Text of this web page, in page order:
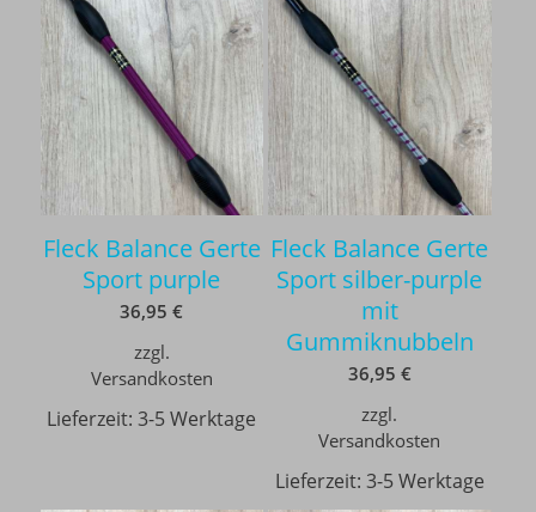
Fleck Balance Gerte
Sport purple
36,95€
zzgl.
Versandkosten
Lieferzeit:3-5 Werktage
Fleck Balance Gerte
Sport silber-purple
mit
Gummiknubbeln
36,95 €
zzgl.
Versandkosten
Lieferzeit: 3-5 Werktage